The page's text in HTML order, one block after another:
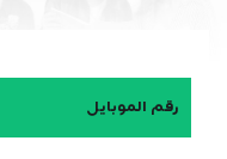
رقم الموبايل